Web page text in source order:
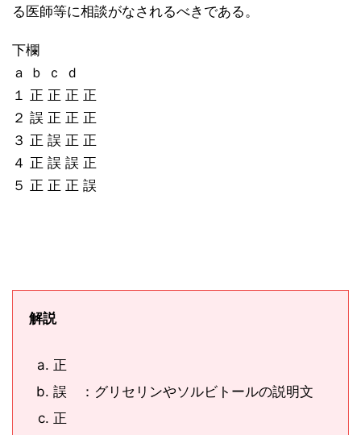
る医師等に相談がなされるべきである。
下欄
ａ ｂ ｃ ｄ
１ 正 正 正 正
２ 誤 正 正 正
３ 正 誤 正 正
４ 正 誤 誤 正
５ 正 正 正 誤
解説
正
誤 ：グリセリンやソルビトールの説明文
正